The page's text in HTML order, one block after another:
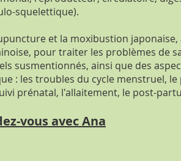
squelettique).
et la moxibustion japonaise,
pour traiter les problèmes de
susmentionnés, ainsi que des
: les troubles du cycle menstruel,
prénatal, l'allaitement, le post-
vous avec Ana